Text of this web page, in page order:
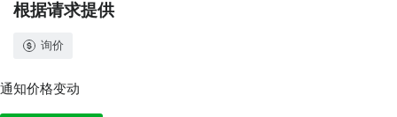
根据请求提供
询价
通知价格变动